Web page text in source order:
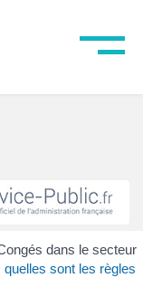
dans le secteur
sont les règles